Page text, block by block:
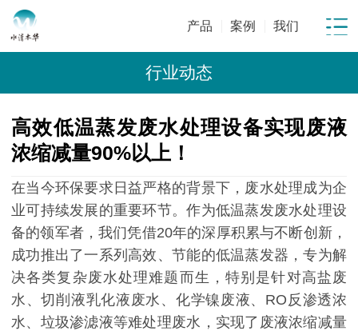
产品 案例 我们
行业动态
高效低温蒸发废水处理设备实现废液
浓缩减量90%以上！
在当今环保要求日益严格的背景下，废水处理成为企
业可持续发展的重要环节。作为低温蒸发废水处理设
备的领军者，我们凭借20年的深厚积累与不断创新，
成功推出了一系列高效、节能的低温蒸发器，专为解
决各类复杂废水处理难题而生，特别是针对高盐废
水、切削液乳化液废水、化学镍废液、RO反渗透浓
水、垃圾渗滤液等难处理废水，实现了废液浓缩减量